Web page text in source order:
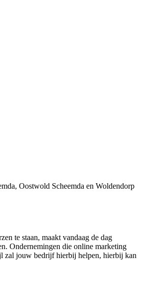
Oostwold Scheemda en Woldendorp
te staan, maakt vandaag de dag
Ondernemingen die online marketing
zal jouw bedrijf hierbij helpen, hierbij kan